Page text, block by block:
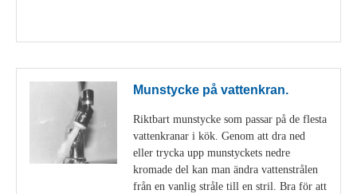
Munstycke på vattenkran.
Riktbart munstycke som passar på de flesta
vattenkranar i kök. Genom att dra ned
eller trycka upp munstyckets nedre
kromade del kan man ändra vattenstrålen
från en vanlig stråle till en stril. Bra för att